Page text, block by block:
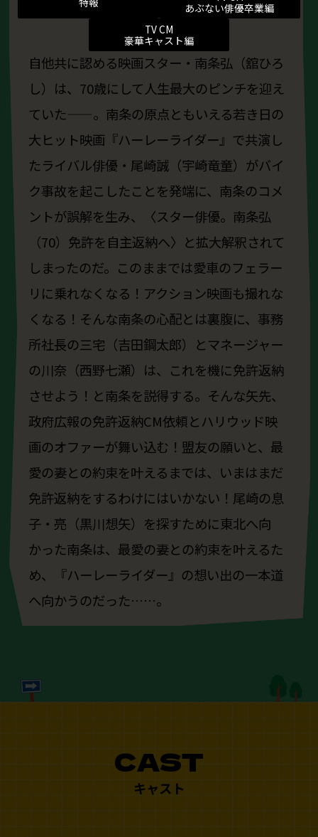
自他共に認める映画スター・南条弘（舘ひろ
し）は、70歳にして人生最大のピンチを迎え
ていた——。南条の原点ともいえる若き日の
大ヒット映画『ハーレーライダー』で共演し
たライバル俳優・尾崎誠（宇崎竜童）がバイ
ク事故を起こしたことを発端に、南条のコメ
ントが誤解を生み、〈スター俳優。南条弘
（70）免許を自主返納へ〉と拡大解釈されて
しまったのだ。このままでは愛車のフェラー
リに乗れなくなる！アクション映画も撮れな
くなる！そんな南条の心配とは裏腹に、事務
所社長の三宅（吉田鋼太郎）とマネージャー
の川奈（西野七瀬）は、これを機に免許返納
させよう！と南条を説得する。そんな矢先、
政府広報の免許返納CM依頼とハリウッド映
画のオファーが舞い込む！盟友の願いと、最
愛の妻との約束を叶えるまでは、いまはまだ
免許返納をするわけにはいかない！尾崎の息
子・亮（黒川想矢）を探すために東北へ向
かった南条は、最愛の妻との約束を叶えるた
め、『ハーレーライダー』の想い出の一本道
へ向かうのだった……。
CAST
キャスト
あぶない俳優卒業編
TV CM
豪華キャスト編